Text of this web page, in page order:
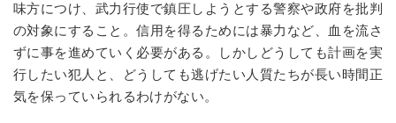
味方につけ、武力行使で鎮圧しようとする警察や政府を批判
の対象にすること。信用を得るためには暴力など、血を流さ
ずに事を進めていく必要がある。しかしどうしても計画を実
行したい犯人と、どうしても逃げたい人質たちが長い時間正
気を保っていられるわけがない。